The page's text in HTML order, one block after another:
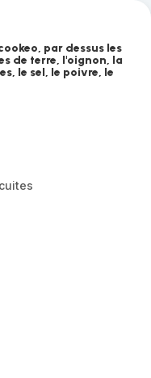
par dessus les
de terre, l'oignon, la
le sel, le poivre, le